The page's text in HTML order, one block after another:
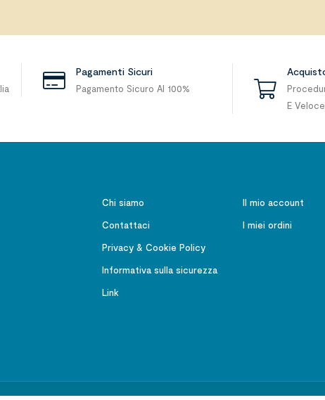
Pagamenti Sicuri
Pagamento Sicuro Al 100%
E Veloce
Chi siamo
Contattaci
Privacy & Cookie Policy
Informativa sulla sicurezza
Link
Il mio account
I miei ordini